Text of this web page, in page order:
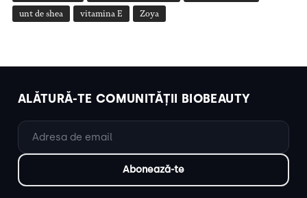
unt de shea vitamina E Zoya
ALĂTURĂ-TE COMUNITĂȚII BIOBEAUTY